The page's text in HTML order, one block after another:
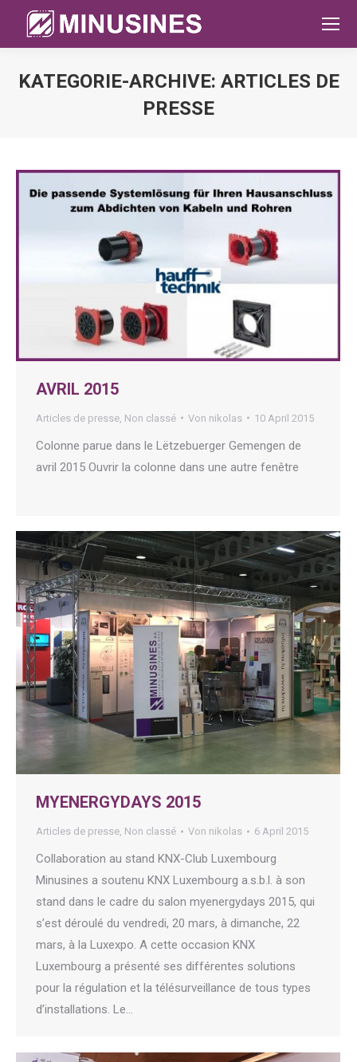
KATEGORIE-ARCHIVE: ARTICLES DE
PRESSE
AVRIL 2015
Articles de presse Non classé Von nikolas 10 April 2015
Colonne parue dans le Lëtzebuerger Gemengen de
avril 2015 Ouvrir la colonne dans une autre fenêtre
MYENERGYDAYS 2015
Articles de presse, Non classé Von nikolas 6 April 2015
Collaboration au stand KNX-Club Luxembourg
Minusines a soutenu KNX Luxembourg a.s.b.l. à son
stand dans le cadre du salon myenergydays 2015, qui
s’est déroulé du vendredi, 20 mars, à dimanche, 22
mars, à la Luxexpo. A cette occasion KNX
Luxembourg a présenté ses différentes solutions
pour la régulation et la télésurveillance de tous types
d’installations. Le…